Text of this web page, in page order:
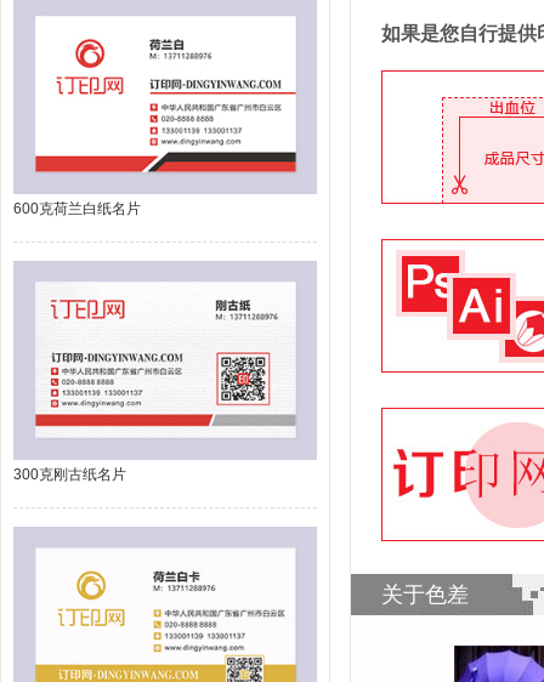
600克荷兰白纸名片
300克刚古纸名片
如果是您自行提供
关于色差